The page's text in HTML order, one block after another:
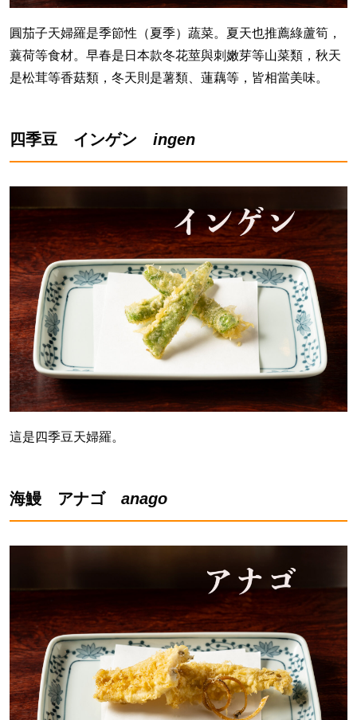
圓茄子天婦羅是季節性（夏季）蔬菜。夏天也推薦綠蘆筍，
蘘荷等食材。早春是日本款冬花莖與刺嫩芽等山菜類，秋天
是松茸等香菇類，冬天則是薯類、蓮藕等，皆相當美味。
四季豆 インゲン ingen
這是四季豆天婦羅。
海鰻 アナゴ anago